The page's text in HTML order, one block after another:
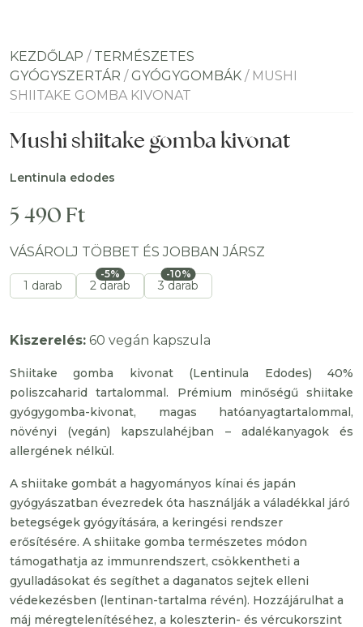
KEZDŐLAP / TERMÉSZETES
GYÓGYSZERTÁR / GYÓGYGOMBÁK / MUSHI
SHIITAKE GOMBA KIVONAT
Mushi shiitake gomba kivonat
Lentinula edodes
5 490 Ft
VÁSÁROLJ TÖBBET ÉS JOBBAN JÁRSZ
1 darab 2 darab
-5%
3 darab
-10%
Kiszerelés: 60 vegán kapszula
Shiitake gomba kivonat (Lentinula Edodes) 40%
poliszcaharid tartalommal. Prémium minőségű shiitake
gyógygomba-kivonat, magas hatóanyagtartalommal,
növényi (vegán) kapszulahéjban – adalékanyagok és
allergének nélkül.
A shiitake gombát a hagyományos kínai és japán
gyógyászatban évezredek óta használják a váladékkal járó
betegségek gyógyítására, a keringési rendszer
erősítésére. A shiitake gomba természetes módon
támogathatja az immunrendszert, csökkentheti a
gyulladásokat és segíthet a daganatos sejtek elleni
védekezésben (lentinan-tartalma révén). Hozzájárulhat a
máj méregtelenítéséhez, a koleszterin- és vércukorszint